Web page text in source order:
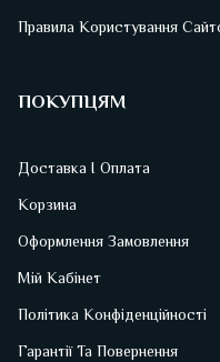
Правила Користування
ПОКУПЦЯМ
Доставка І Оплата
Корзина
Оформлення Замовлення
Мій Кабінет
Політика Конфіденційності
Гарантії Та Повернення